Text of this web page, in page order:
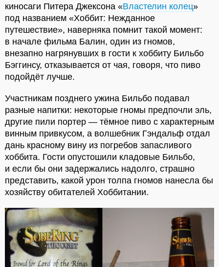
киносаги Питера Джексона «Властелин колец»
под названием «Хоббит: Нежданное
путешествие», наверняка помнит такой момент:
в начале фильма Балин, один из гномов,
внезапно нагрянувших в гости к хоббиту Бильбо
Бэггинсу, отказывается от чая, говоря, что пиво
подойдёт лучше.
Участникам позднего ужина Бильбо подавал
разные напитки: некоторые гномы предпочли эль,
другие пили портер — тёмное пиво с характерным
винным привкусом, а волшебник Гэндальф отдал
дань красному вину из погребов запасливого
хоббита. Гости опустошили кладовые Бильбо,
и если бы они задержались надолго, страшно
представить, какой урон толпа гномов нанесла бы
хозяйству обитателей Хоббитании.